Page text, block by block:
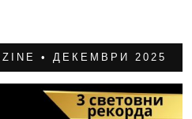
• ДЕКЕМВРИ 2025